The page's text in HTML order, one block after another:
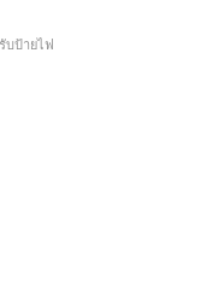
บป้ายไฟ